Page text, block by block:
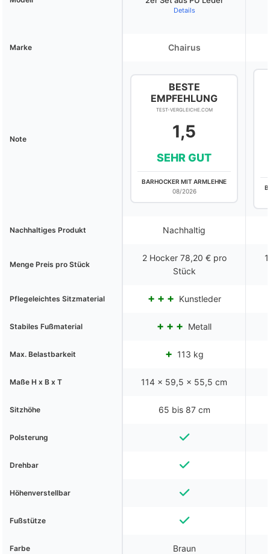
Details
Marke Chairus
Note
BESTE
EMPFEHLUNG
TEST-VERGLEICHE.COM
1,5
SEHR GUT
BARHOCKER MIT ARMLEHNE
08/2026
Nachhaltiges Produkt Nachhaltig
Menge Preis pro Stück
2 Hocker 78,20 € pro
Stück
Pflegeleichtes Sitzmaterial Kunstleder
Stabiles Fußmaterial Metall
Max. Belastbarkeit 113 kg
Maße H x B x T 114 x 59,5 x 55,5 cm
Sitzhöhe 65 bis 87 cm
Polsterung
Drehbar
Höhenverstellbar
Fußstütze
Farbe Braun